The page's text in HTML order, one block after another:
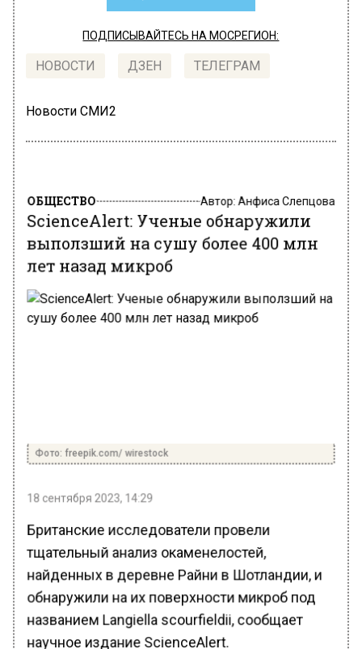
ПОДПИСЫВАЙТЕСЬ НА МОСРЕГИОН:
НОВОСТИ ДЗЕН ТЕЛЕГРАМ
Новости СМИ2
ОБЩЕСТВО Автор: Анфиса Слепцова
ScienceAlert: Ученые обнаружили
выползший на сушу более 400 млн
лет назад микроб
Фото: freepik.com/ wirestock
18 сентября 2023, 14:29
Британские исследователи провели
тщательный анализ окаменелостей,
найденных в деревне Райни в Шотландии, и
обнаружили на их поверхности микроб под
названием Langiella scourfieldii, сообщает
научное издание ScienceAlert.